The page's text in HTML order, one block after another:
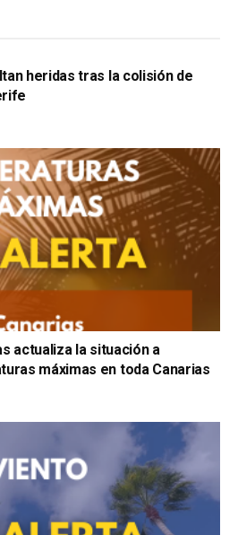
heridas tras la colisión de
actualiza la situación a
máximas en toda Canarias